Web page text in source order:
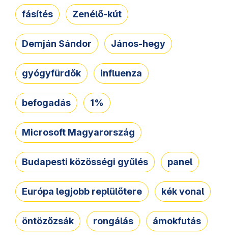
fásítés Zenélő-kút
Demján Sándor János-hegy
gyógyfürdők influenza
befogadás 1%
Microsoft Magyarország
Budapesti közösségi gyűlés panel
Európa legjobb replülőtere kék vonal
öntözőzsák rongálás ámokfutás